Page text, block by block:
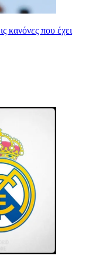
κανόνες που έχει